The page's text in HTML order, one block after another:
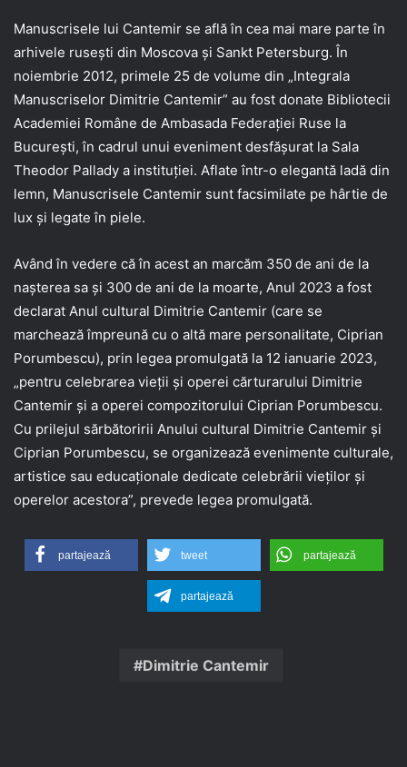
Manuscrisele lui Cantemir se află în cea mai mare parte în
arhivele ruseşti din Moscova şi Sankt Petersburg. În
noiembrie 2012, primele 25 de volume din „Integrala
Manuscriselor Dimitrie Cantemir” au fost donate Bibliotecii
Academiei Române de Ambasada Federaţiei Ruse la
Bucureşti, în cadrul unui eveniment desfăşurat la Sala
Theodor Pallady a instituţiei. Aflate într-o elegantă ladă din
lemn, Manuscrisele Cantemir sunt facsimilate pe hârtie de
lux şi legate în piele.
Având în vedere că în acest an marcăm 350 de ani de la
naşterea sa şi 300 de ani de la moarte, Anul 2023 a fost
declarat Anul cultural Dimitrie Cantemir (care se
marchează împreună cu o altă mare personalitate, Ciprian
Porumbescu), prin legea promulgată la 12 ianuarie 2023,
„pentru celebrarea vieţii şi operei cărturarului Dimitrie
Cantemir şi a operei compozitorului Ciprian Porumbescu.
Cu prilejul sărbătoririi Anului cultural Dimitrie Cantemir şi
Ciprian Porumbescu, se organizează evenimente culturale,
artistice sau educaţionale dedicate celebrării vieţilor şi
operelor acestora”, prevede legea promulgată.
partajează tweet partajează
partajează
Dimitrie Cantemir